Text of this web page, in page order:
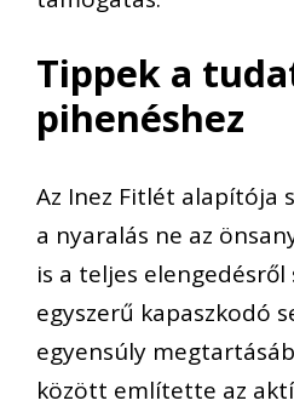
Tippek a
pihenéshez
Az Inez Fitlét alapítója
a nyaralás ne az
is a teljes
egyszerű kapaszkodó
egyensúly
között említette az